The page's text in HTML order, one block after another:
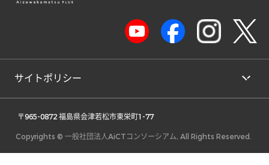
サイトポリシー
〒965-0872 福島県会津若松市東栄町1-77
Copyrights © 一般社団法人AiCTコンソーシアム, All Rights Reserved.